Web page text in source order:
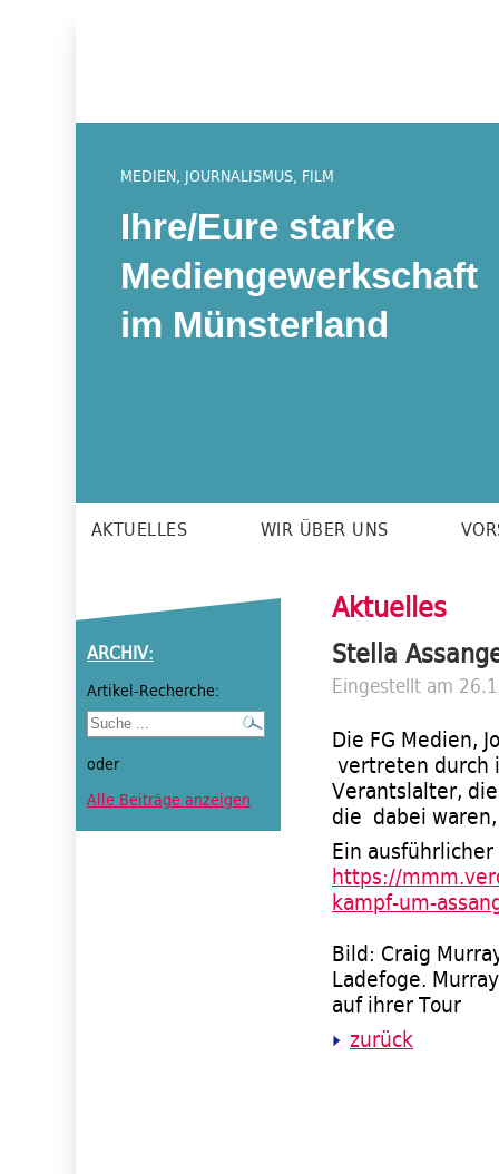
MEDIEN, JOURNALISMUS, FILM
Ihre/Eure starke
Mediengewerkschaft
im Münsterland
AKTUELLES WIR ÜBER UNS
ARCHIV:
Artikel-Recherche:
oder
Alle Beiträge anzeigen
Aktuelles
Stella
Eingestellt am
Die FG Medien,
vertreten durch
Verantslalter,
die dabei
Ein
https://
kampf-um-
Bild: Craig
Ladefoge.
auf ihrer Tour
zurück